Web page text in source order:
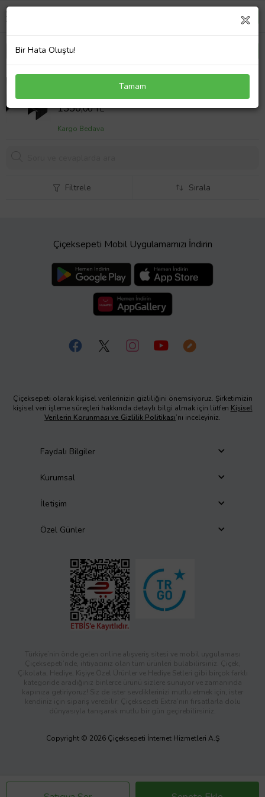
opel corsa d 2011 uyumlu kol dayam lüks tip deri
model küllük ve bardaklıklı
Sepet Fiyatı
1350,00 TL
Kargo Bedava
Filtrele Sırala
Çiçeksepeti Mobil Uygulamamızı İndirin
Çiçeksepeti olarak kişisel verilerinizin gizliliğini önemsiyoruz. Şirketimizin
kişisel veri işleme süreçleri hakkında detaylı bilgi almak için lütfen Kişisel
Verilerin Korunması ve Gizlilik Politikası’nı inceleyiniz.
Faydalı Bilgiler
Kurumsal
İletişim
Özel Günler
Türkiye’nin önde gelen online alışveriş sitesi ve mobil uygulaması
Çiçeksepeti’nde, ihtiyacınız olan tüm ürünleri bulabilirsiniz. Çiçek,
Çikolata, Hediye, Kişiye Özel Ürünler ve Hediye Setleri gibi birçok farklı
kategoride aradığınız binlerce ürünü sizlere sunuyor ve zamanında
kapınıza getiriyoruz! Siz de ister sevdiklerinizi mutlu etmek için, ister
kendiniz için sipariş verebilir; Çiçeksepeti Extra’nın fırsatlarla dolu
dünyasıyla tanışarak mutlu bir gün geçirebilirsiniz.
Copyright © 2026 Çiçeksepeti İnternet Hizmetleri A.Ş
Bir Hata Oluştu!
Tamam